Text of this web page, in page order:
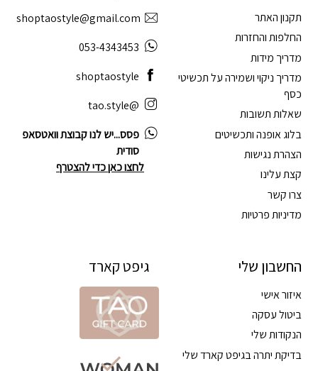
תקנון האתר
החלפות והחזרות
מדריך מידות
מדריך ניקוי ושמירה על תכשיטי
כסף
שאלות תשובות
בלוג אופנה ותכשיטים
הצהרת נגישות
קצת עלינו
צרו קשר
מדיניות פרטיות
החשבון שלי
איזור אישי
ביטול עסקה
הנקודות שלי
בדיקת יתרה בגיפט קארד שלי
shoptaostyle@gmail.com
053-4343453
shoptaostyle
@tao.style
פסס...יש לנו קבוצת וואטסאפ
סודית
לחצו כאן כדי להצטרף
גיפט קארד